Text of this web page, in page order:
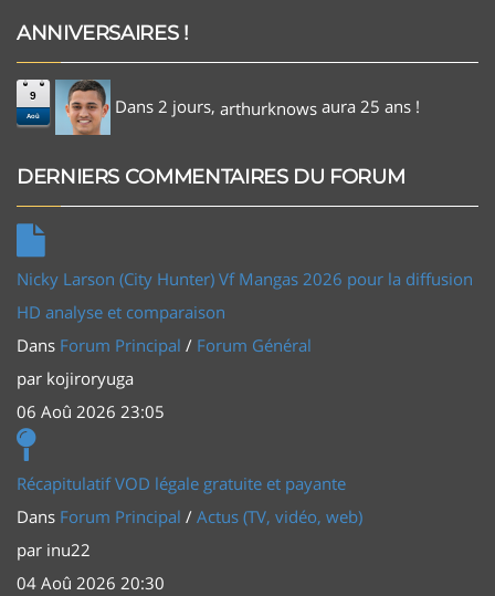
ANNIVERSAIRES !
9
Aoû Dans 2 jours, arthurknows aura 25 ans !
DERNIERS COMMENTAIRES DU FORUM
Nicky Larson (City Hunter) Vf Mangas 2026 pour la diffusion
HD analyse et comparaison
Dans Forum Principal / Forum Général
par kojiroryuga
06 Aoû 2026 23:05
Récapitulatif VOD légale gratuite et payante
Dans Forum Principal / Actus (TV, vidéo, web)
par inu22
04 Aoû 2026 20:30